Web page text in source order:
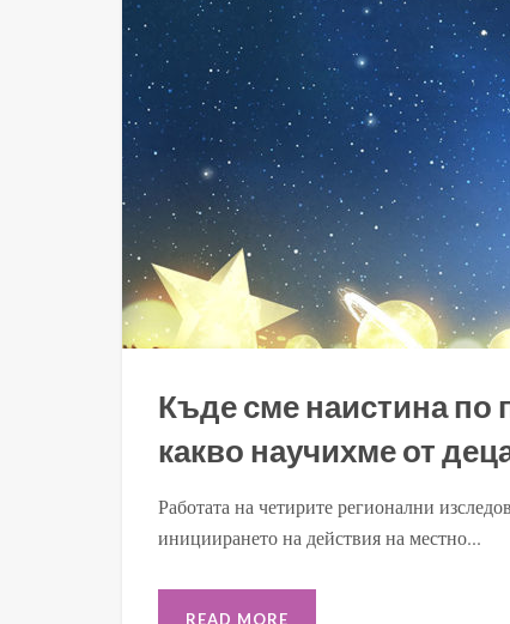
Къде сме наистина по
какво научихме от
Работата на четирите регионални
инициирането на действия на местно...
READ MORE